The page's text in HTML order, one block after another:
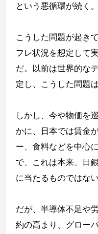
という悪循環が続く。
こうした問題が起き
フレ状況を想定して
だ。以前は世界的な
定し、こうした問題
しかし、今や物価を
かに、日本では賃金
ー、食料などを中心
で、これは本来、日
に当たるものではない
だが、半導体不足や
約の高まり、グロー